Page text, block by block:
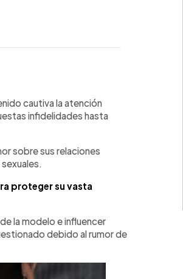
cautiva la atención
infidelidades hasta
sobre sus relaciones
proteger su vasta
la modelo e influencer
debido al rumor de